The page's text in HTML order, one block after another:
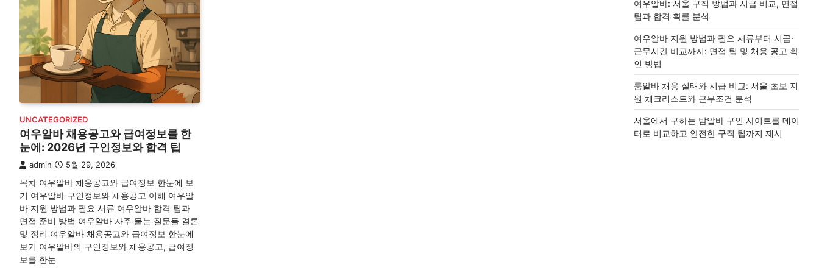
UNCATEGORIZED
여우알바 채용공고와 급여정보를 한
눈에: 2026년 구인정보와 합격 팁
admin 5월 29, 2026
목차 여우알바 채용공고와 급여정보 한눈에 보
기 여우알바 구인정보와 채용공고 이해 여우알
바 지원 방법과 필요 서류 여우알바 합격 팁과
면접 준비 방법 여우알바 자주 묻는 질문들 결론
및 정리 여우알바 채용공고와 급여정보 한눈에
보기 여우알바의 구인정보와 채용공고, 급여정
보를 한눈
여우알바: 서울 구직 방법과 시급 비교, 면접
팁과 합격 확률 분석
여우알바 지원 방법과 필요 서류부터 시급·
근무시간 비교까지: 면접 팁 및 채용 공고 확
인 방법
룸알바 채용 실태와 시급 비교: 서울 초보 지
원 체크리스트와 근무조건 분석
서울에서 구하는 밤알바 구인 사이트를 데이
터로 비교하고 안전한 구직 팁까지 제시